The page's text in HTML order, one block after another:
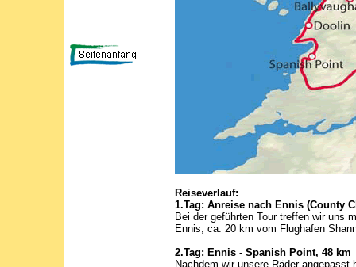
Reiseverlauf:
1.Tag: Anreise nach Ennis (County
Bei der geführten Tour treffen wir uns
Ennis, ca. 20 km vom Flughafen
2.Tag: Ennis - Spanish Point, 48 km
Nachdem wir unsere Räder angepasst